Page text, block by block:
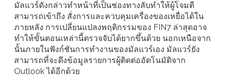
มัลแวร์ดังกล่าวทำหน้าที่เป็นช่องทางลับทำให้ผู้โจมตี
สามารถเข้าถึง สั่งการและควบคุมเครื่องของเหยื่อได้ใน
ภายหลัง การเปลี่ยนแปลงพฤติกรรมของ FIN7 ล่าสุดอาจ
ทำให้ขั้นตอนเหล่านี้ตรวจจับได้ยากขึ้นด้วย นอกเหนือจาก
นั้นภายในฟังก์ชันการทำงานของมัลแวร์เอง มัลแวร์ยัง
สามารถที่จะดึงข้อมูลรายการผู้ติดต่ออัตโนมัติจาก
Outlook ได้อีกด้วย